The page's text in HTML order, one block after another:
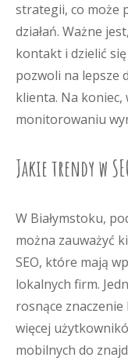
strategii, co może
działań. Ważne
kontakt i dzielić
pozwoli na lepsze
klienta. Na
monitorowaniu
Jakie trendy w
W Białymstoku,
można zauważyć
SEO, które mają
lokalnych firm.
rosnące znaczenie
więcej
mobilnych do